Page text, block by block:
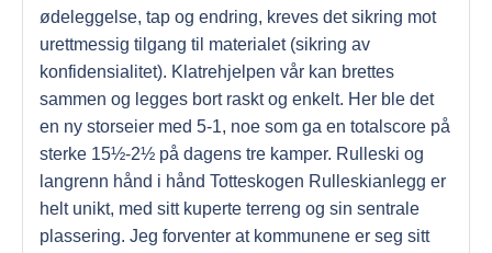
ødeleggelse, tap og endring, kreves det sikring mot
urettmessig tilgang til materialet (sikring av
konfidensialitet). Klatrehjelpen vår kan brettes
sammen og legges bort raskt og enkelt. Her ble det
en ny storseier med 5-1, noe som ga en totalscore på
sterke 15½-2½ på dagens tre kamper. Rulleski og
langrenn hånd i hånd Totteskogen Rulleskianlegg er
helt unikt, med sitt kuperte terreng og sin sentrale
plassering. Jeg forventer at kommunene er seg sitt